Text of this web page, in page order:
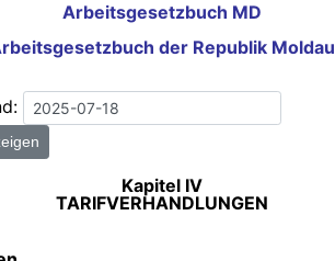
Arbeitsgesetzbuch MD
der Republik Moldau
Kapitel IV
TARIFVERHANDLUNGEN